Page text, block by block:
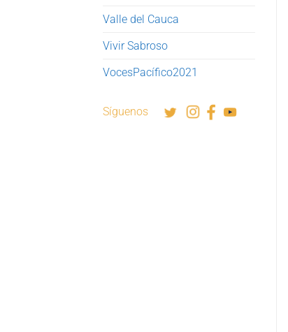
Valle del Cauca
Vivir Sabroso
VocesPacífico2021
Síguenos